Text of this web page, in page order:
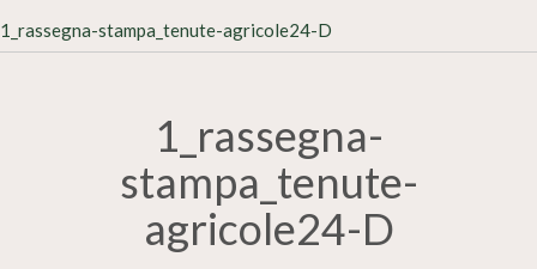
1_rassegna-stampa_tenute-agricole24-D
1_rassegna-
stampa_tenute-
agricole24-D